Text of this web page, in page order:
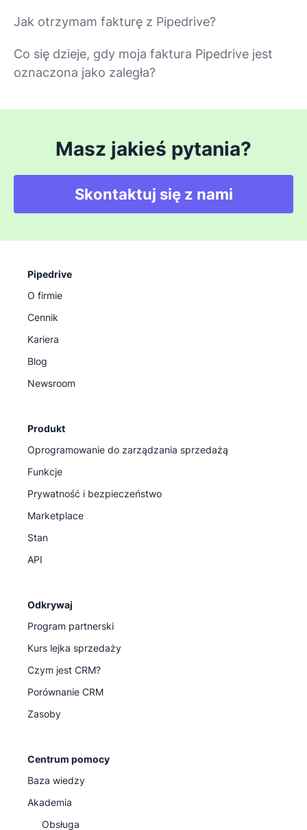
Jak otrzymam fakturę z Pipedrive?
Co się dzieje, gdy moja faktura Pipedrive jest
oznaczona jako zaległa?
Masz jakieś pytania?
Skontaktuj się z nami
Pipedrive
O firmie
Cennik
Kariera
Blog
Newsroom
Produkt
Oprogramowanie do zarządzania sprzedażą
Funkcje
Prywatność i bezpieczeństwo
Marketplace
Stan
API
Odkrywaj
Program partnerski
Kurs lejka sprzedaży
Czym jest CRM?
Porównanie CRM
Zasoby
Centrum pomocy
Baza wiedzy
Akademia
Obsługa